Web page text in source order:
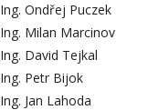
Ing. Ondřej Puczek
Ing. Milan Marcinov
Ing. David Tejkal
Ing. Petr Bijok
Ing. Jan Lahoda